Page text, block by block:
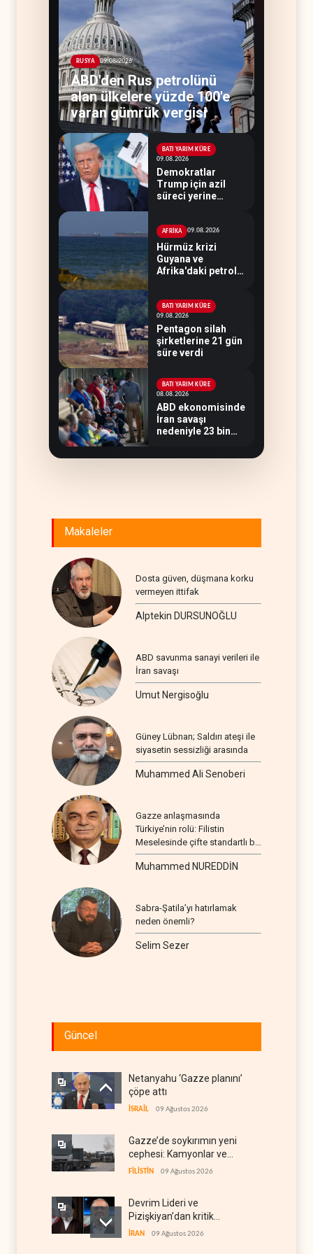
RUSYA 09.08.2026
ABD'den Rus petrolünü
alan ülkelere yüzde 100'e
varan gümrük vergisi
BATI YARIM KÜRE
09.08.2026
Demokratlar
Trump için azil
süreci yerine
AFRİKA 09.08.2026
Hürmüz krizi
Guyana ve
Afrika'daki petrol
BATI YARIM KÜRE
09.08.2026
Pentagon silah
şirketlerine 21 gün
süre verdi
BATI YARIM KÜRE
08.08.2026
ABD ekonomisinde
İran savaşı
nedeniyle 23 bin
Makaleler
Dosta güven, düşmana korku
vermeyen ittifak
Alptekin DURSUNOĞLU
ABD savunma sanayi verileri ile
İran savaşı
Umut Nergisoğlu
Güney Lübnan; Saldırı ateşi ile
siyasetin sessizliği arasında
Muhammed Ali Senoberi
Gazze anlaşmasında
Türkiye’nin rolü: Filistin
Meselesinde çifte standartlı bir
seyir
Muhammed NUREDDİN
Sabra-Şatila’yı hatırlamak
neden önemli?
Selim Sezer
Güncel
Netanyahu ‘Gazze planını’
çöpe attı
İSRAİL 09 Ağustos 2026
Gazze’de soykırımın yeni
cephesi: Kamyonlar ve
sürücüler de hedefte
FİLİSTİN 09 Ağustos 2026
Devrim Lideri ve
Pizişkiyan’dan kritik
görüşme
İRAN 09 Ağustos 2026